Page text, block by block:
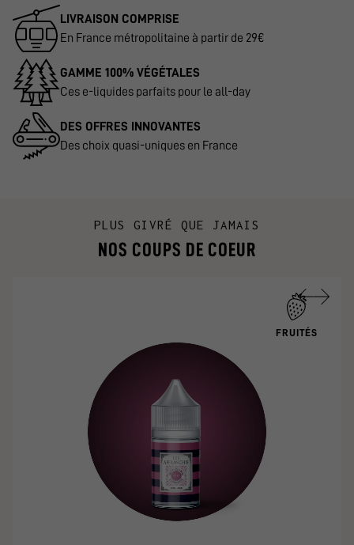
LIVRAISON COMPRISE
En France métropolitaine à partir de 29€
GAMME 100% VÉGÉTALES
Ces e-liquides parfaits pour le all-day
DES OFFRES INNOVANTES
Des choix quasi-uniques en France
PLUS GIVRÉ QUE JAMAIS
NOS COUPS DE COEUR
FRUITÉS